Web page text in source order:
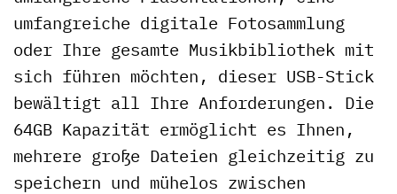
umfangreiche digitale Fotosammlung
oder Ihre gesamte Musikbibliothek mit
sich führen möchten, dieser USB-Stick
bewältigt all Ihre Anforderungen. Die
64GB Kapazität ermöglicht es Ihnen,
mehrere große Dateien gleichzeitig zu
speichern und mühelos zwischen